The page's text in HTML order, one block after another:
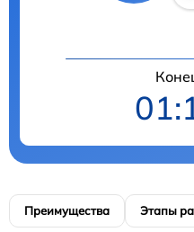
Преимущества Этапы